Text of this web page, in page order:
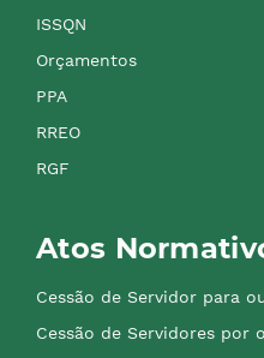
ISSQN
Orçamentos
PPA
RREO
RGF
Atos
Cessão de Servidor para
Cessão de Servidores por